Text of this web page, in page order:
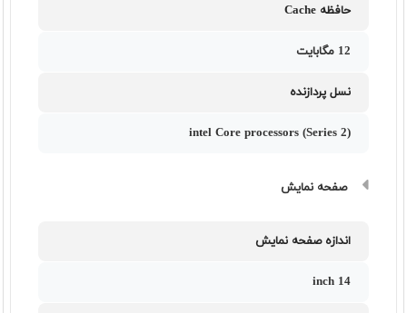
حافظه Cache
12 مگابایت
نسل پردازنده
intel Core processors (Series 2)
صفحه نمایش
اندازه صفحه نمایش
14 inch